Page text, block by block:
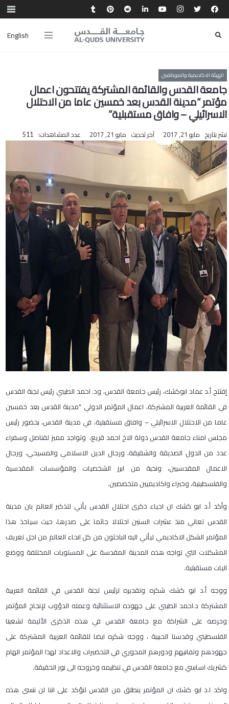
English
الهيئة الاكاديمية والموظفين
جامعة القدس والقائمة المشتركة يفتتحون اعمال
مؤتمر “مدينة القدس بعد خمسين عاما من الاحتلال
الاسرائيلي – وافاق مستقبلية”
نشر بتاريخ مايو 21, 2017 آخر تحديث مايو 21, 2017 عدد المشاهدات: 511
إفتتح أ.د عماد ابوكشك، رئيس جامعة القدس، ود. احمد الطيبي رئيس لجنة القدس
في القائمة العربية المشتركة، اعمال المؤتمر الدولي "مدينة القدس بعد خمسين
عاما من الاحتلال الاسرائيلي – وافاق مستقبلية، في مدينة القدس، بحضور رئيس
مجلس امناء جامعة القدس دولة الاخ احمد قريع، وتواجد مميز لقناصل وسفراء
عدد من الدول الصديقة والشقيقة، ورجال الدين الاسلامي والمسيحي، ورجال
الاعمال المقدسيين، ونخبة من ابرز الشخصيات والمؤسسات المقدسية
والفلسطينية، وخبراء واكاديميين متخصصين.
وأكد أ.د ابو كشك ان احياء ذكرى احتلال القدس يأتي لتذكير العالم بان مدينة
القدس تعاني منذ عشرات السنين احتلالا جاثما على صدرها، حيث سياخذ هذا
المؤتمر الشكل الاكاديمي ليأتي اليه الباحثون من كل انحاء العالم من اجل تعريف
المشكلات التي تواجه هذه المدينة المقدسة على المستويات المختلفة ووضع
اليات مستقبلية.
ووجه أ.د ابو كشك شكره وتقديره لرئيس لجنة القدس في القائمة العربية
المشتركة د.احمد الطيبي على جهوده الاستثنائية وعمله الدؤوب لإنجاح المؤتمر
وحرصه على الشراكة مع جامعة القدس في هذه الذكرى الأليمة لشعبنا
الفلسطيني وقدسنا الحبيبة ، ووجه شكره ايضا للقائمة العربية المشتركة على
جهودهم وتفانيهم ودورهم المحوري في التحضيرات والاعداد لهذا المؤتمر الهام
كشريك اساسي مع جامعة القدس في تنظيمه وخروجه الى نور الحقيقة.
واكد ا.د ابو كشك ان المؤتمر ينطلق من القدس لنؤكد على اننا لن ننسى هذه